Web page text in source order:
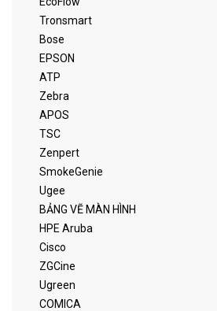
Tronsmart
Bose
EPSON
ATP
Zebra
APOS
TSC
Zenpert
SmokeGenie
Ugee
BẢNG VẼ MÀN HÌNH
HPE Aruba
Cisco
ZGCine
Ugreen
COMICA